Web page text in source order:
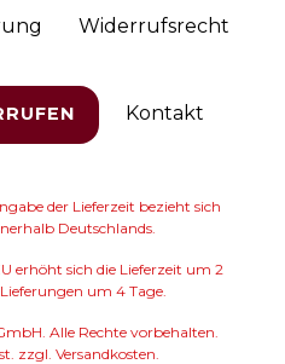
Widerrufs­recht
Kontakt
der Lieferzeit bezieht sich
Deutschlands.
erhöht sich die Lieferzeit um 2
um 4 Tage.
Alle Rechte vorbehalten.
zzgl. Versandkosten.